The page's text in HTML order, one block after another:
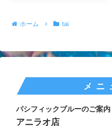
ホーム tai
メニ
パシフィックブルーのご案内
アニラオ店